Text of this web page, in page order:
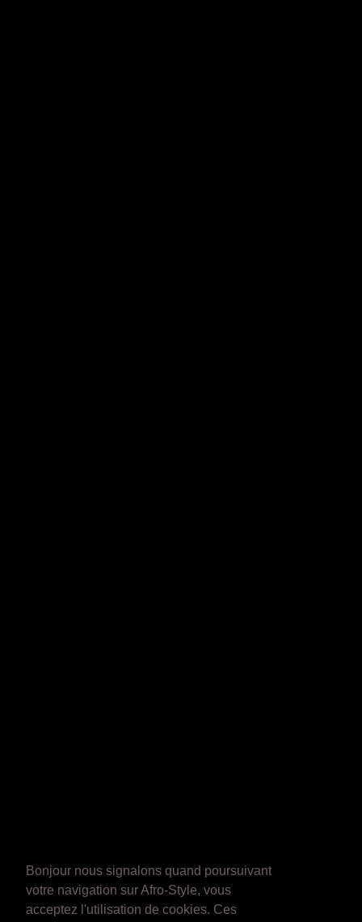
Bonjour nous signalons quand poursuivant
votre navigation sur Afro-Style, vous
acceptez l'utilisation de cookies. Ces